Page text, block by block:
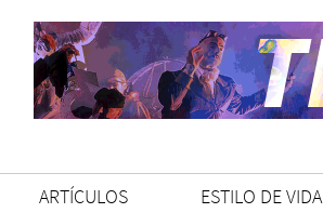
ARTÍCULOS ESTILO DE VIDA